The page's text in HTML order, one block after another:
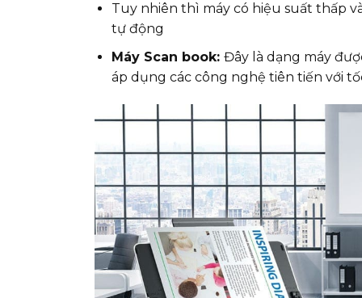
Tuy nhiên thì máy có hiệu suất thấp
tự động
Máy Scan book: Đây là dạng máy
áp dụng các công nghệ tiên tiến với